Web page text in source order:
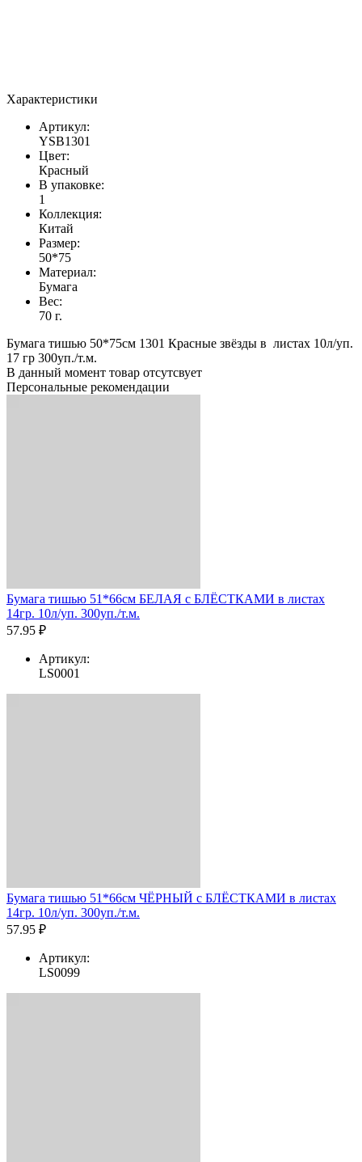
Характеристики
Артикул:
YSB1301
Цвет:
Красный
В упаковке:
1
Коллекция:
Китай
Размер:
50*75
Материал:
Бумага
Вес:
70 г.
Бумага тишью 50*75см 1301 Красные звёзды в листах 10л/уп.
17 гр 300уп./т.м.
В данный момент товар отсутсвует
Персональные рекомендации
Бумага тишью 51*66см БЕЛАЯ с БЛЁСТКАМИ в листах
14гр. 10л/уп. 300уп./т.м.
57.95 ₽
Артикул:
LS0001
Бумага тишью 51*66см ЧЁРНЫЙ с БЛЁСТКАМИ в листах
14гр. 10л/уп. 300уп./т.м.
57.95 ₽
Артикул:
LS0099